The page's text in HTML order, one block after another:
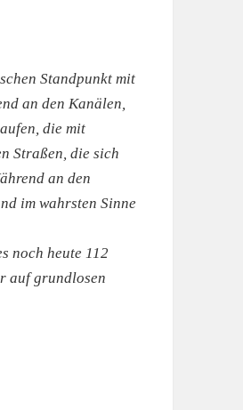
Standpunkt mit
an den Kanälen,
die mit
Straßen, die sich
an den
im wahrsten Sinne
noch heute 112
auf grundlosen